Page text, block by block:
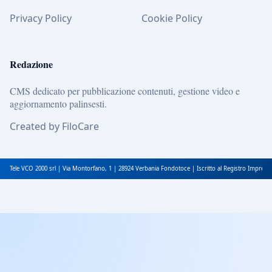
Privacy Policy
Cookie Policy
Redazione
CMS dedicato per pubblicazione contenuti, gestione video e
aggiornamento palinsesti.
Created by FiloCare
Tele VCO 2000 srl | Via Montorfano, 1 | 28924 Verbania Fondotoce | Iscritto al Registro Imprese